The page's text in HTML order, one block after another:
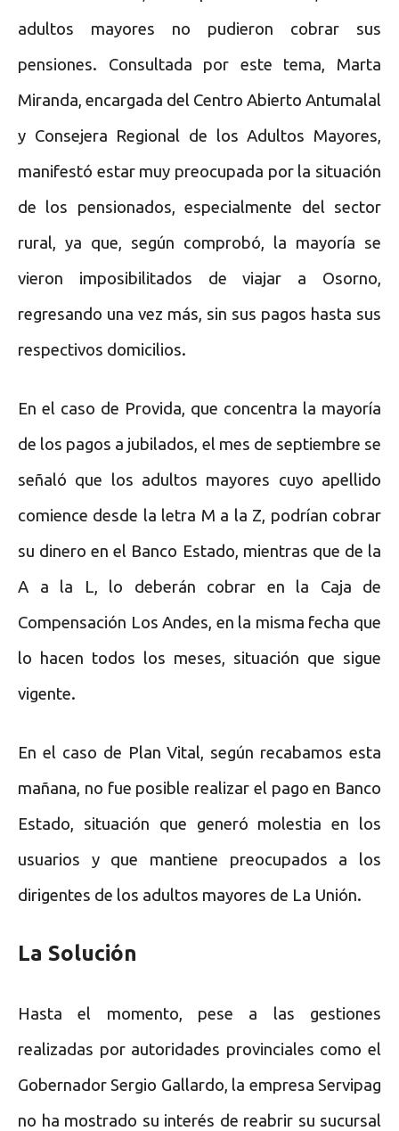
adultos mayores no pudieron cobrar sus
pensiones. Consultada por este tema, Marta
Miranda, encargada del Centro Abierto Antumalal
y Consejera Regional de los Adultos Mayores,
manifestó estar muy preocupada por la situación
de los pensionados, especialmente del sector
rural, ya que, según comprobó, la mayoría se
vieron imposibilitados de viajar a Osorno,
regresando una vez más, sin sus pagos hasta sus
respectivos domicilios.
En el caso de Provida, que concentra la mayoría
de los pagos a jubilados, el mes de septiembre se
señaló que los adultos mayores cuyo apellido
comience desde la letra M a la Z, podrían cobrar
su dinero en el Banco Estado, mientras que de la
A a la L, lo deberán cobrar en la Caja de
Compensación Los Andes, en la misma fecha que
lo hacen todos los meses, situación que sigue
vigente.
En el caso de Plan Vital, según recabamos esta
mañana, no fue posible realizar el pago en Banco
Estado, situación que generó molestia en los
usuarios y que mantiene preocupados a los
dirigentes de los adultos mayores de La Unión.
La Solución
Hasta el momento, pese a las gestiones
realizadas por autoridades provinciales como el
Gobernador Sergio Gallardo, la empresa Servipag
no ha mostrado su interés de reabrir su sucursal